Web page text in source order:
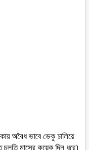
অবৈধ ভাবে ভেকু চালিয়ে
মাসের কয়েক দিন ধরে)